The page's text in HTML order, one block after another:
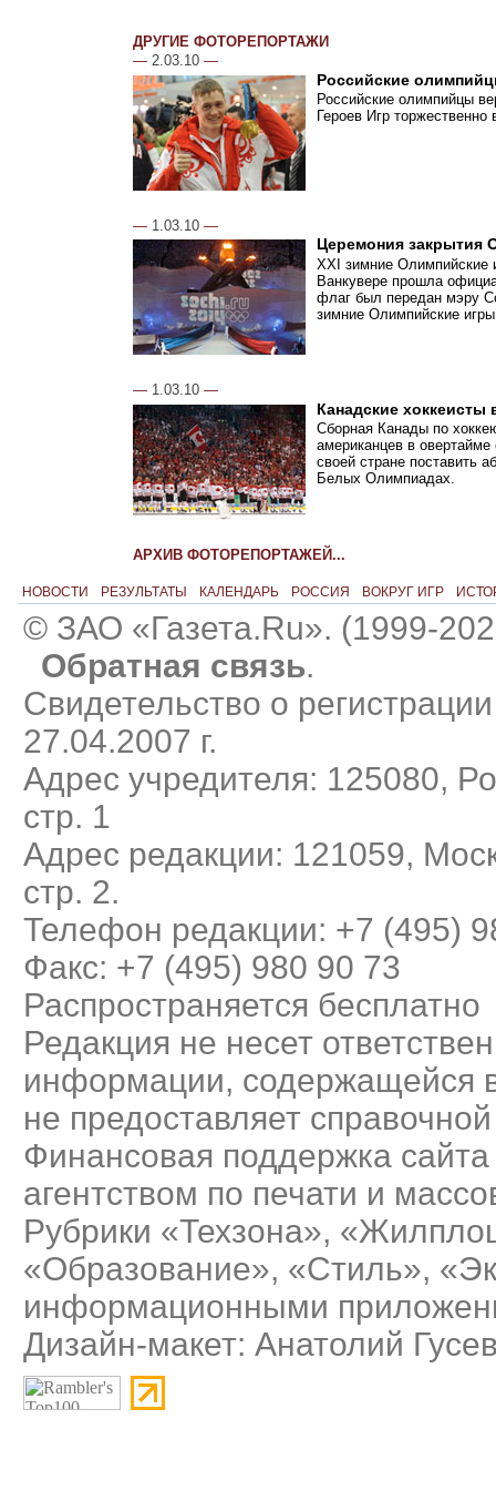
ДРУГИЕ ФОТОРЕПОРТАЖИ
—2.03.10 —
Российские
Российские олимпийцы
Героев Игр
— 1.03.10 —
Церемония закрытия
XXI зимние Олимпийские
Ванкувере прошла
флаг был передан мэру
зимние Олимпийские
— 1.03.10 —
Канадские
Сборная Канады по
американцев в
своей стране поставить
Белых Олимпиадах.
АРХИВ ФОТОРЕПОРТАЖЕЙ...
НОВОСТИ РЕЗУЛЬТАТЫ КАЛЕНДАРЬ РОССИЯ ВОКРУГ ИГР
© ЗАО «Газета.Ru». (1999-
Обратная связь.
Свидетельство о
27.04.2007 г.
Адрес учредителя: 125080,
стр. 1
Адрес редакции: 121059,
стр. 2.
Телефон редакции: +7 (495)
Факс: +7 (495) 980 90 73
Распространяется бесплатно
Редакция не несет
информации, содержащейся
не предоставляет
Финансовая поддержка
агентством по печати и
Рубрики «Техзона»,
«Образование», «Стиль»,
информационными
Дизайн-макет: Анатолий